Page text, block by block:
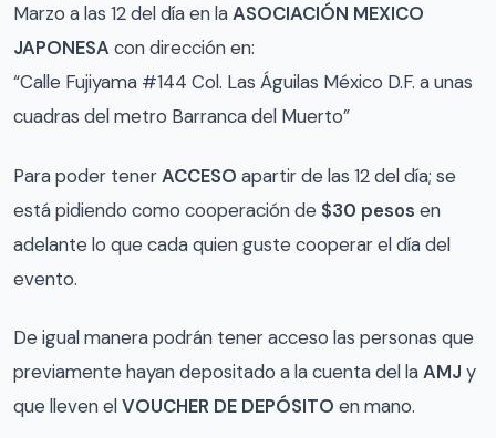
Marzo a las 12 del día en laASOCIACIÓN MEXICO
JAPONESA con dirección en:
“Calle Fujiyama #144 Col. Las Águilas México D.F. a unas
cuadras del metro Barranca del Muerto”
Para poder tenerACCESO apartir de las 12 del día; se
está pidiendo como cooperación de $30 pesos en
adelante lo que cada quien guste cooperar el día del
evento.
De igual manera podrán tener acceso las personas que
previamente hayan depositado a la cuenta del laAMJ y
que lleven elVOUCHER DE DEPÓSITO en mano.